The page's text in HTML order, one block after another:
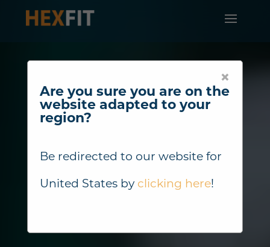
×
Are you sure you are on the
website adapted to your
region?
Be redirected to our website for
United Statesby clicking here!